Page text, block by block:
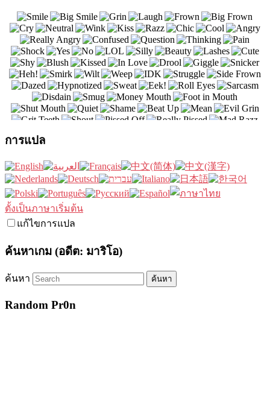
การแปล
ตั้งเป็นภาษาเริ่มต้น
แก้ไขการแปล
ค้นหาเกม (อดีต: มาริโอ)
ค้นหา
Random Pr0n